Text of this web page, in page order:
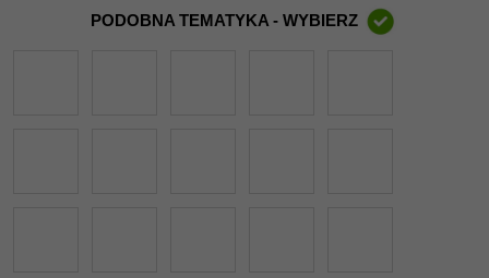
PODOBNA TEMATYKA - WYBIERZ